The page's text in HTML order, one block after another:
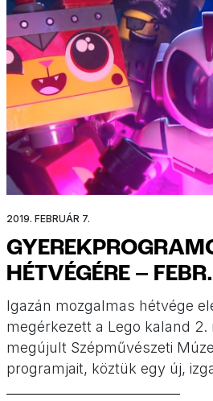
2019. FEBRUÁR 7.
HÉTVÉGÉRE –
Igazán mozgalmas hétvége
megérkezett a Lego kaland
megújult Szépművészeti
programjait, köztük egy új,